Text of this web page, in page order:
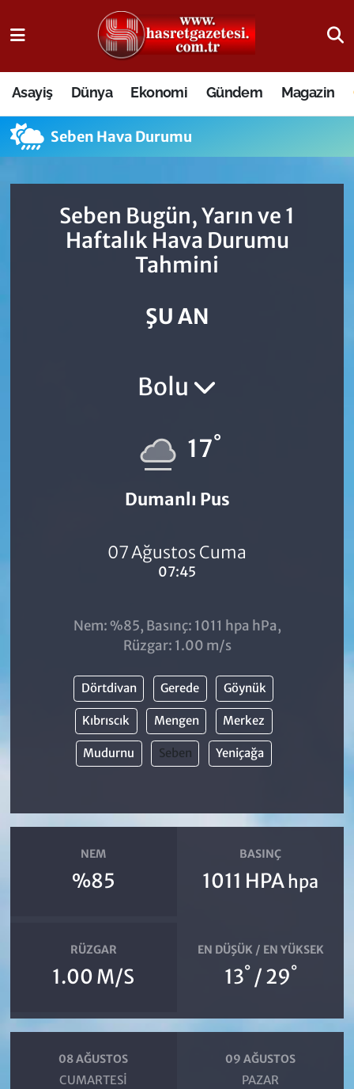
Asayiş Dünya Ekonomi Gündem Magazin
Seben Hava Durumu
Seben Bugün, Yarın ve 1
Haftalık Hava Durumu
Tahmini
ŞU AN
Bolu
17°
Dumanlı Pus
07 Ağustos Cuma
07:45
Nem: %85, Basınç: 1011 hpa hPa,
Rüzgar: 1.00 m/s
Dörtdivan Gerede Göynük
Kıbrıscık Mengen Merkez
Mudurnu Seben Yeniçağa
NEM
%85
BASINÇ
1011 HPA hpa
RÜZGAR
1.00 M/S
EN DÜŞÜK / EN YÜKSEK
13° / 29°
08 AĞUSTOS
CUMARTESI
09 AĞUSTOS
PAZAR
Osmaniye Nöbetçi Eczaneler
Osmaniye Hava Durumu
Osmaniye Trafik Yoğunluk Haritası
Süper Lig Puan Durumu ve Fikstür
Tüm Manşetler
Son Dakika Haberleri